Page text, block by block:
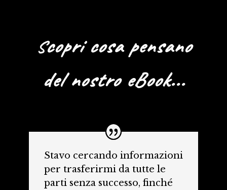
Scopri cosa pensano
del nostro eBook...
Stavo cercando informazioni
per trasferirmi da tutte le
parti senza successo, finché